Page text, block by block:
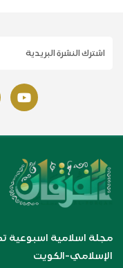
مجلة اسلامية اسبوعية
الإسلامي-الكويت